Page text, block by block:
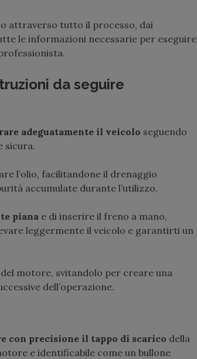
attraverso tutto il processo, dai
le informazioni necessarie per eseguire
da seguire
adeguatamente il veicolo seguendo
sicura.
l’olio, facilitandone il drenaggio
accumulate durante l’utilizzo.
piana e di inserire il freno a mano,
leggermente il veicolo e garantirti un
motore, svitandolo per creare una
dell’operazione.
con precisione il tappo di scarico della
e identificabile come un bullone